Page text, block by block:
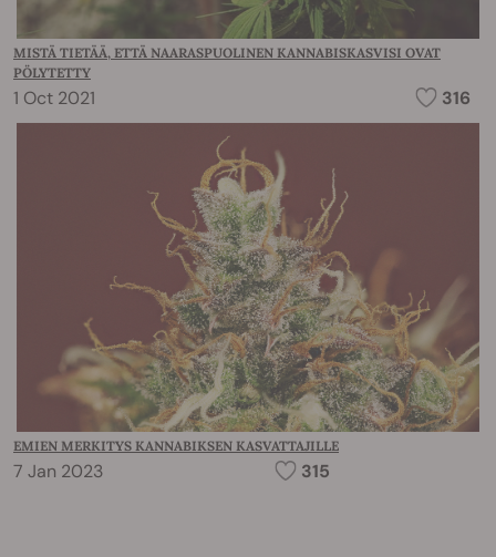
MISTÄ TIETÄÄ, ETTÄ NAARASPUOLINEN KANNABISKASVISI OVAT
PÖLYTETTY
1 Oct 2021 316
EMIEN MERKITYS KANNABIKSEN KASVATTAJILLE
7 Jan 2023 315